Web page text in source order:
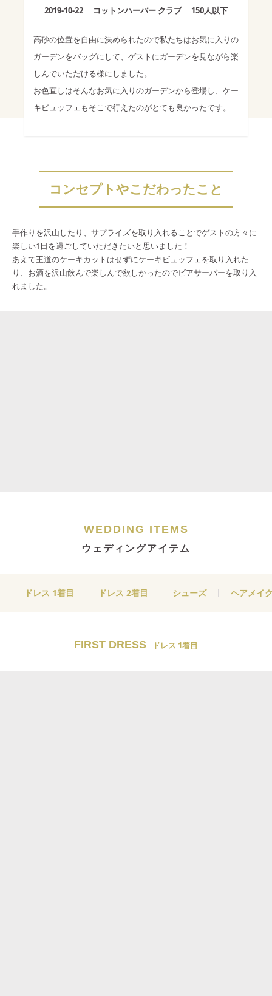
2019-10-22 コットンハーバー クラブ 150人以下
高砂の位置を自由に決められたので私たちはお気に入りの
ガーデンをバッグにして、ゲストにガーデンを見ながら楽
しんでいただける様にしました。
お色直しはそんなお気に入りのガーデンから登場し、ケー
キビュッフェもそこで行えたのがとても良かったです。
コンセプトやこだわったこと
手作りを沢山したり、サプライズを取り入れることでゲストの方々に
楽しい1日を過ごしていただきたいと思いました！
あえて王道のケーキカットはせずにケーキビュッフェを取り入れた
り、お酒を沢山飲んで楽しんで欲しかったのでビアサーバーを取り入
れました。
WEDDING ITEMS
ウェディングアイテム
ドレス 1着目 ドレス 2着目 シューズ ヘアメイ
FIRST DRESS ドレス 1着目